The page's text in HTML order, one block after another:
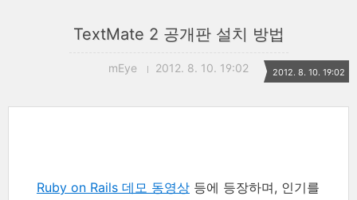
TextMate 2 공개판 설치 방법
mEye 2012. 8. 10. 19:02 2012. 8. 10. 19:02
Ruby on Rails 데모 동영상 등에 등장하며, 인기를